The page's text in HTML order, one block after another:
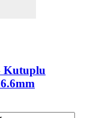
Kutuplu